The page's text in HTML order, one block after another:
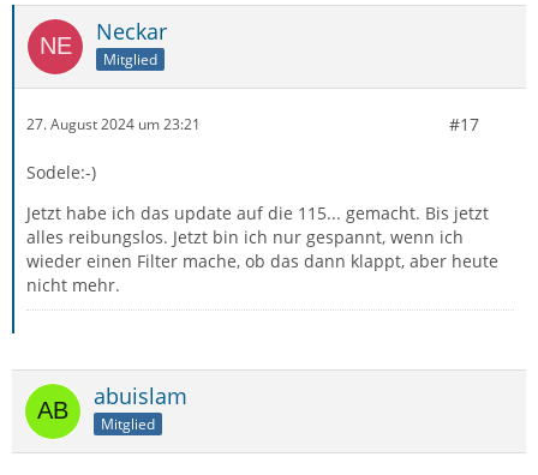
Neckar
Mitglied
27. August 2024 um 23:21 #17
Sodele:-)
Jetzt habe ich das update auf die 115... gemacht. Bis jetzt
alles reibungslos. Jetzt bin ich nur gespannt, wenn ich
wieder einen Filter mache, ob das dann klappt, aber heute
nicht mehr.
abuislam
Mitglied